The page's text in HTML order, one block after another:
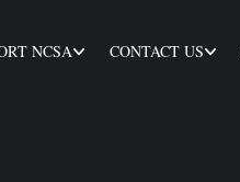
NCSA CONTACT US